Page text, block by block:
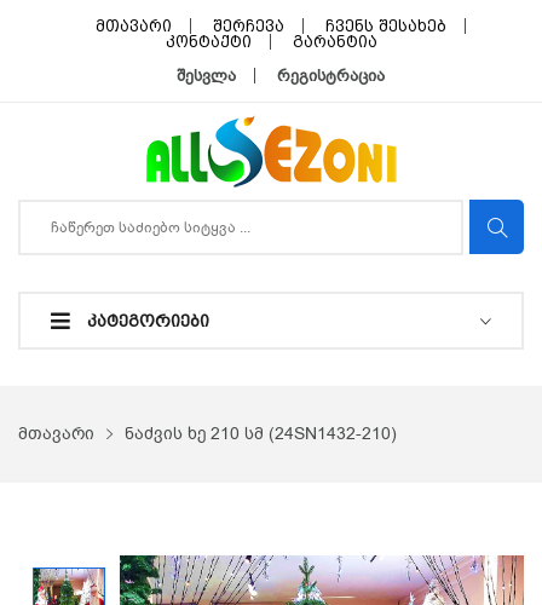
მთავარი შერჩევა
ჩვენს შესახებ
კონტაქტი
გარანტია
შესვლა რეგისტრაცია
ᲙᲐᲢᲔᲒᲝᲠᲘᲔᲑᲘ
მთავარი ნაძვის ხე 210 სმ (24SN1432-210)